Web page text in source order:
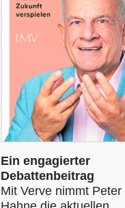
Ein engagierter
Debattenbeitrag
Mit Verve nimmt Peter